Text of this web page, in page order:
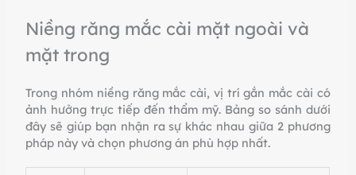
Niềng răng mắc cài mặt ngoài và
mặt trong
Trong nhóm niềng răng mắc cài, vị trí gắn mắc cài có
ảnh hưởng trực tiếp đến thẩm mỹ. Bảng so sánh dưới
đây sẽ giúp bạn nhận ra sự khác nhau giữa 2 phương
pháp này và chọn phương án phù hợp nhất.